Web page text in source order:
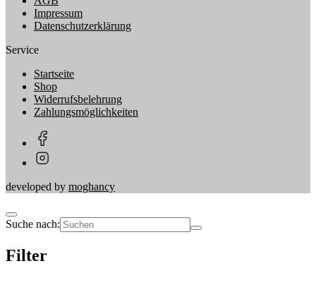
Impressum
Datenschutzerklärung
Service
Startseite
Shop
Widerrufsbelehrung
Zahlungsmöglichkeiten
developed by moghancy
Suche nach:
Filter